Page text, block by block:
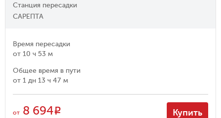
Станция пересадки
САРЕПТА
Время пересадки
от 10 ч 53 м
Общее время в пути
от 1 дн 13 ч 47 м
от 8 694R Купить